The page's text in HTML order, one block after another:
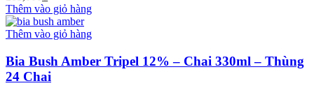
Thêm vào giỏ hàng
Thêm vào giỏ hàng
Bia Bush Amber Tripel 12% – Chai 330ml – Thùng
24 Chai